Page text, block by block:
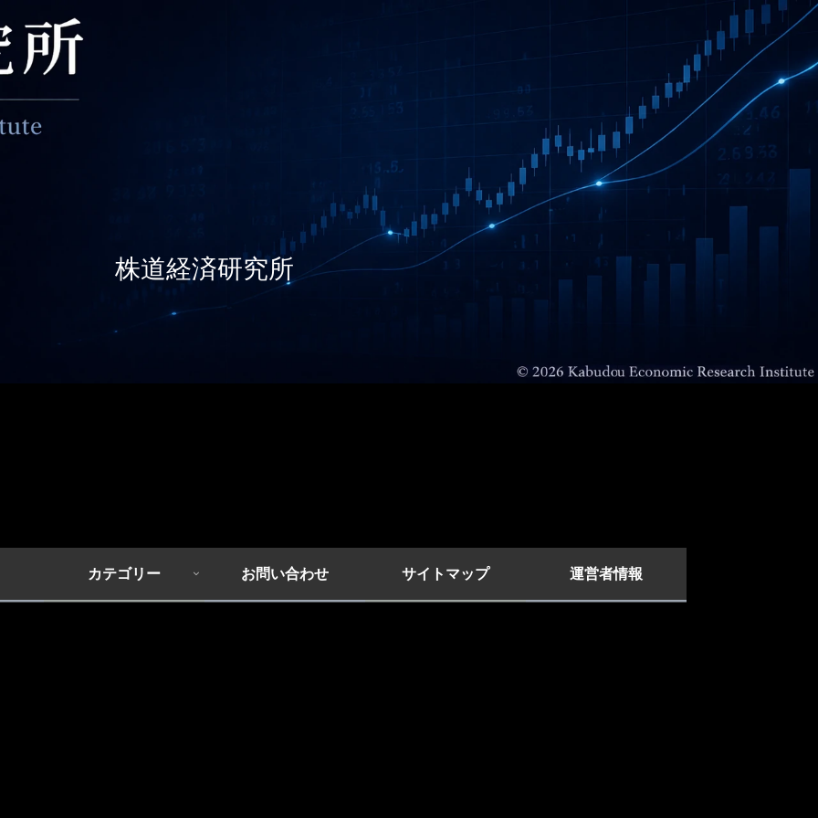
株道経済研究所
カテゴリー お問い合わせ サイトマップ 運営者情報